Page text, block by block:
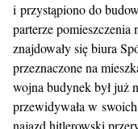
i przystąpiono do
parterze
znajdowały się biura
przeznaczone na
wojna budynek był już
przewidywała w